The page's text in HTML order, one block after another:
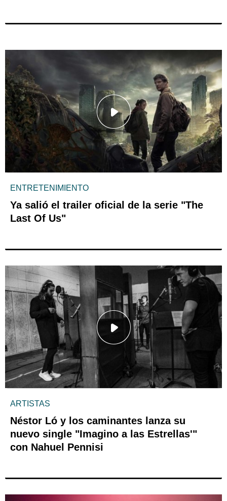
ENTRETENIMIENTO
Ya salió el trailer oficial de la serie "The
Last Of Us"
ARTISTAS
Néstor Ló y los caminantes lanza su
nuevo single "Imagino a las Estrellas'"
con Nahuel Pennisi